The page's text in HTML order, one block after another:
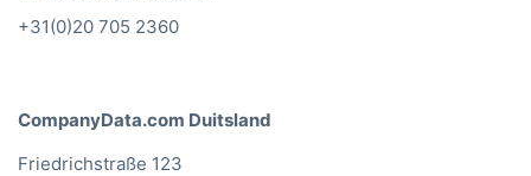
+31(0)20 705 2360
CompanyData.com Duitsland
Friedrichstraße 123